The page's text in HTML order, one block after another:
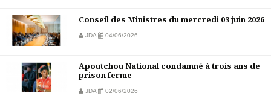
Conseil des Ministres du mercredi 03 juin 2026
JDA 04/06/2026
Apoutchou National condamné à trois ans de
prison ferme
JDA 02/06/2026